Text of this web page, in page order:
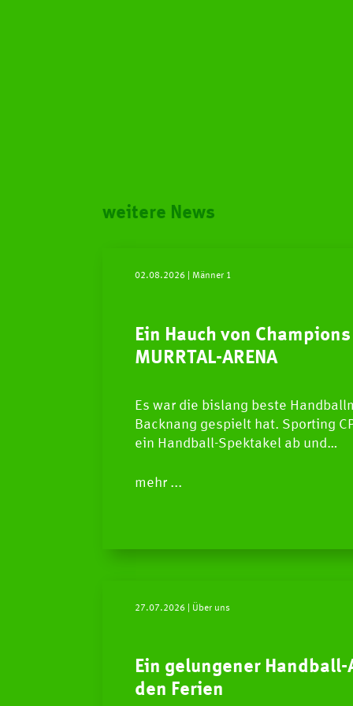
weitere News
02.08.2026 | Männer 1
Ein Hauch von
MURRTAL-ARENA
Es war die bislang beste
Backnang gespielt hat. Sporting
ein Handball-Spektakel ab und…
mehr ...
27.07.2026 | Über uns
Ein gelungener
den Ferien